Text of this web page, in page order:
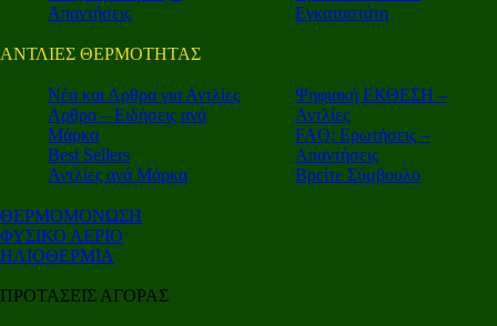
Απαντήσεις
Εγκαταστάτη
ΑΝΤΛΙΕΣ ΘΕΡΜΟΤΗΤΑΣ
Nέα και Αρθρα για Αντλίες
Αρθρα – Ειδήσεις ανά
Μάρκα
Best Sellers
Αντλίες ανά Μάρκα
Ψηφιακή ΕΚΘΕΣΗ –
Αντλίες
FAQ: Ερωτήσεις –
Απαντήσεις
Βρείτε Σύμβουλο
ΘΕΡΜΟΜΟΝΩΣΗ
ΦΥΣΙΚΟ ΑΕΡΙΟ
ΗΛΙΟΘΕΡΜΙΑ
ΠΡΟΤΑΣΕΙΣ ΑΓΟΡΑΣ